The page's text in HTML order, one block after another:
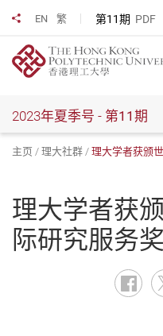
EN 繁 第11期 PDF
分享到
2023年夏季号 - 第11期
主页 理大社群 理大学者获颁
理大学者获
际研究服务奖